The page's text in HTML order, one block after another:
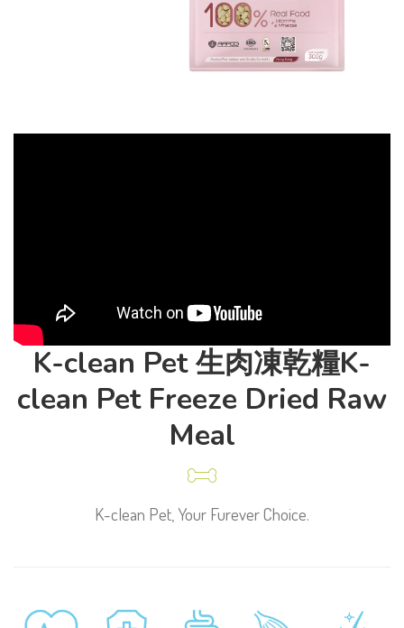
K-clean Pet 生肉凍乾糧K-
clean Pet Freeze Dried Raw
Meal
K-clean Pet, Your Furever Choice.